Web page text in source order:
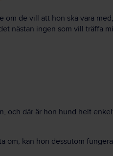
om de vill att hon ska vara
nästan ingen som vill träffa
och där är hon hund helt
om, kan hon dessutom